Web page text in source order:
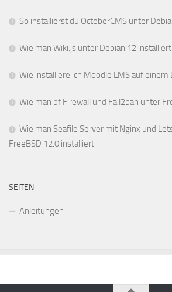
So installierst du OctoberCMS unter
Wie man Wiki.js unter Debian 12 installiert
Wie installiere ich Moodle LMS auf einem
Wie man pf Firewall und Fail2ban unter
Wie man Seafile Server mit Nginx und
FreeBSD 12.0 installiert
SEITEN
Anleitungen